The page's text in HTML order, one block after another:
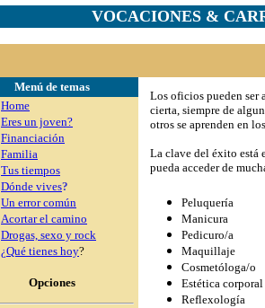
VOCACIONES &
Menú de temas
Home
Eres un joven?
Financiación
Familia
Tus tiempos
Dónde vives?
Un error común
Acortar el camino
Drogas, sexo y rock
¿Qué tienes hoy?
Opciones
Los oficios pueden ser
cierta, siempre de
otros se aprenden en
La clave del éxito está
pueda acceder de
Peluquería
Manicura
Pedicuro/a
Maquillaje
Cosmetóloga/o
Estética corporal
Reflexología